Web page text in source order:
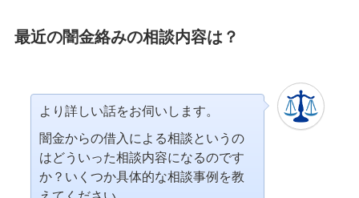
最近の闇金絡みの相談内容は？
より詳しい話をお伺いします。
闇金からの借入による相談というの
はどういった相談内容になるのです
か？いくつか具体的な相談事例を教